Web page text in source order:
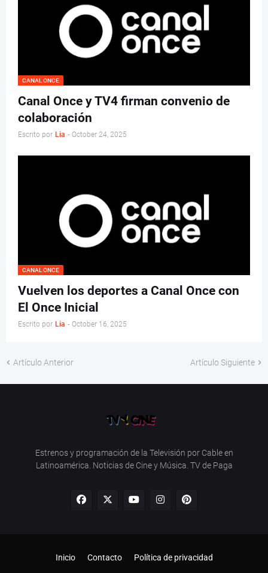
CANAL ONCE
Canal Once y TV4 firman convenio de
colaboración
Escrito por Lia - October 24, 2025
CANAL ONCE
Vuelven los deportes a Canal Once con
El Once Inicial
Escrito por Lia - October 16, 2025
Artículo Anterior Artículo Siguiente
Estrenos y programación de la Televisión por Cable en
Latinoamérica. Noticias de Cine y Música. TV de Paga
Inicio Contacto Política de privacidad